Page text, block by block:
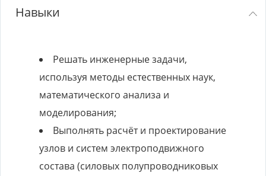
Навыки
Решать инженерные задачи,
используя методы естественных наук,
математического анализа и
моделирования;
Выполнять расчёт и проектирование
узлов и систем электроподвижного
состава (силовых полупроводниковых